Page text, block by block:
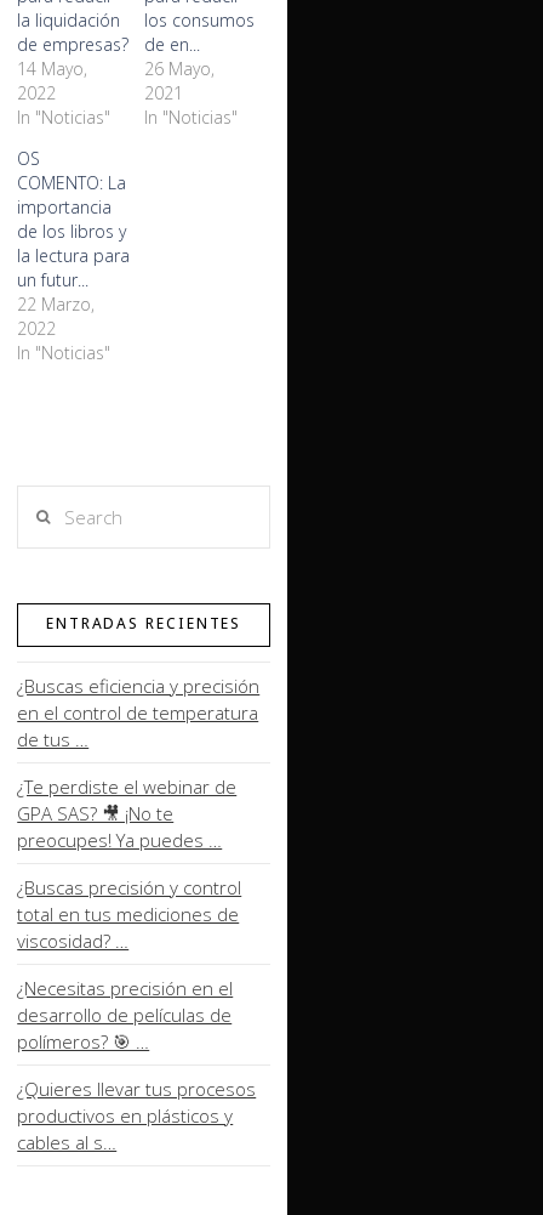
la liquidación
de empresas?
14 Mayo,
2022
In "Noticias"
los consumos
de en...
26 Mayo,
2021
In "Noticias"
OS
COMENTO: La
importancia
de los libros y
la lectura para
un futur...
22 Marzo,
2022
In "Noticias"
ENTRADAS RECIENTES
¿Buscas eficiencia y precisión
en el control de temperatura
de tus …
¿Te perdiste el webinar de
GPA SAS? 🎥 ¡No te
preocupes! Ya puedes …
¿Buscas precisión y control
total en tus mediciones de
viscosidad? …
¿Necesitas precisión en el
desarrollo de películas de
polímeros? 🎯 …
¿Quieres llevar tus procesos
productivos en plásticos y
cables al s…